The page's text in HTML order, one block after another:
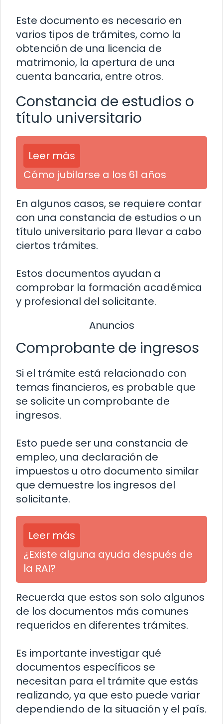
Este documento es necesario en
varios tipos de trámites, como la
obtención de una licencia de
matrimonio, la apertura de una
cuenta bancaria, entre otros.
Constancia de estudios o
título universitario
Leer más
Cómo jubilarse a los 61 años
En algunos casos, se requiere contar
con una constancia de estudios o un
título universitario para llevar a cabo
ciertos trámites.
Estos documentos ayudan a
comprobar la formación académica
y profesional del solicitante.
Anuncios
Comprobante de ingresos
Si el trámite está relacionado con
temas financieros, es probable que
se solicite un comprobante de
ingresos.
Esto puede ser una constancia de
empleo, una declaración de
impuestos u otro documento similar
que demuestre los ingresos del
solicitante.
Leer más
¿Existe alguna ayuda después de
la RAI?
Recuerda que estos son solo algunos
de los documentos más comunes
requeridos en diferentes trámites.
Es importante investigar qué
documentos específicos se
necesitan para el trámite que estás
realizando, ya que esto puede variar
dependiendo de la situación y el país.